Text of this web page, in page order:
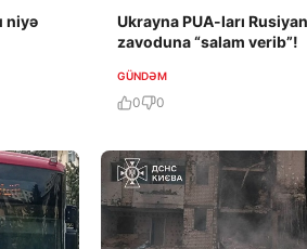
niyə
Ukrayna PUA-ları
zavoduna “salam verib”!
GÜNDƏM
0 0